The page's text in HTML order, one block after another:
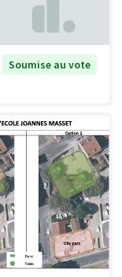
Soumise au vote